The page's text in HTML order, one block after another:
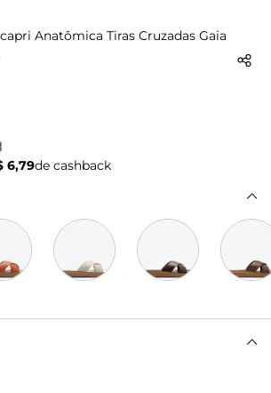
Anatômica Tiras Cruzadas Gaia
6,79de cashback